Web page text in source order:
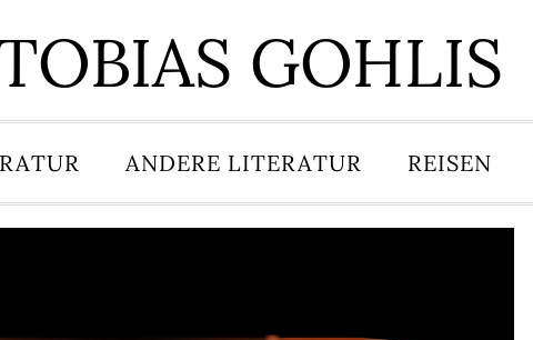
GOHLIS
ANDERE LITERATUR REISEN